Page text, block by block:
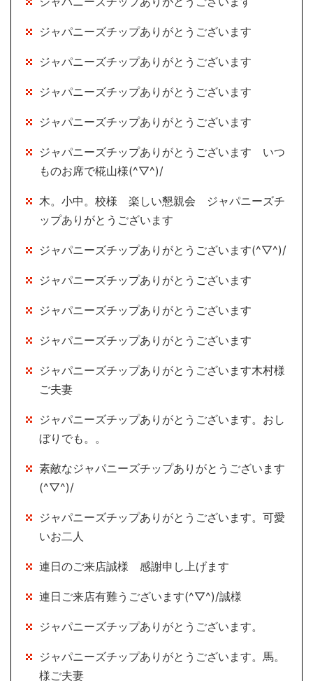
ジャパニーズチップありがとうございます
ジャパニーズチップありがとうございます
ジャパニーズチップありがとうございます
ジャパニーズチップありがとうございます
ジャパニーズチップありがとうございます いつ
ものお席で椛山様(^▽^)/
木。小中。校様 楽しい懇親会 ジャパニーズチ
ップありがとうございます
ジャパニーズチップありがとうございます(^▽^)/
ジャパニーズチップありがとうございます
ジャパニーズチップありがとうございます
ジャパニーズチップありがとうございます
ジャパニーズチップありがとうございます木村様
ご夫妻
ジャパニーズチップありがとうございます。おし
ぼりでも。。
素敵なジャパニーズチップありがとうございます
(^▽^)/
ジャパニーズチップありがとうございます。可愛
いお二人
連日のご来店誠様 感謝申し上げます
連日ご来店有難うございます(^▽^)/誠様
ジャパニーズチップありがとうございます。
ジャパニーズチップありがとうございます。馬。
様ご夫妻